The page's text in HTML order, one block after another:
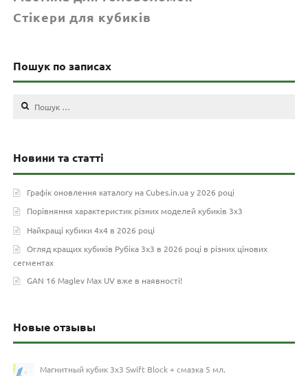
Стікери для кубиків
Пошук по записах
Пошук:
Новини та статті
Графік оновлення каталогу на Cubes.in.ua у 2026 році
Порівняння характеристик різних моделей кубиків 3х3
Найкращі кубики 4х4 в 2026 році
Огляд кращих кубиків Рубіка 3х3 в 2026 році в різних цінових
сегментах
GAN 16 Maglev Max UV вже в наявності!
Новые отзывы
Магнитный кубик 3х3 Swift Block + смазка 5 мл.